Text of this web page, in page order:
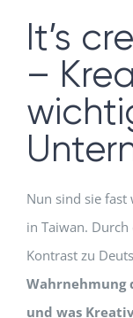
It’s
–
Nun sind sie
in Taiwan.
Kontrast zu
und was